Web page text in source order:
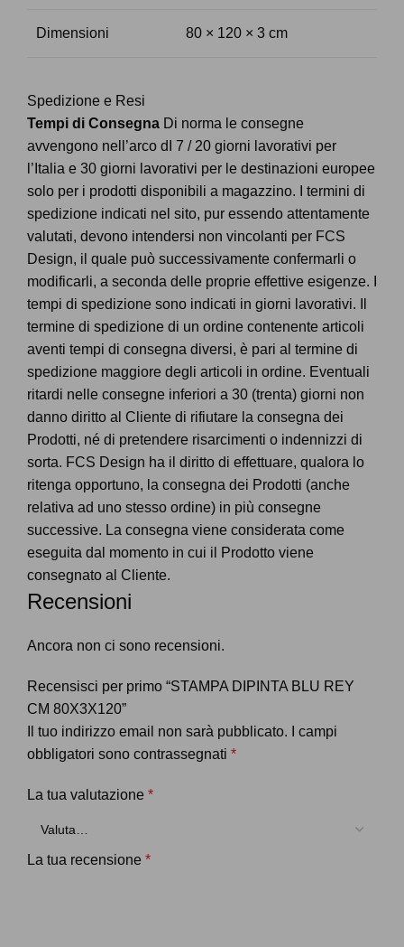
Dimensioni 80 × 120 × 3 cm
Spedizione e Resi
Tempi di Consegna Di norma le consegne
avvengono nell’arco dI 7 / 20 giorni lavorativi per
l’Italia e 30 giorni lavorativi per le destinazioni europee
solo per i prodotti disponibili a magazzino. I termini di
spedizione indicati nel sito, pur essendo attentamente
valutati, devono intendersi non vincolanti per FCS
Design, il quale può successivamente confermarli o
modificarli, a seconda delle proprie effettive esigenze. I
tempi di spedizione sono indicati in giorni lavorativi. Il
termine di spedizione di un ordine contenente articoli
aventi tempi di consegna diversi, è pari al termine di
spedizione maggiore degli articoli in ordine. Eventuali
ritardi nelle consegne inferiori a 30 (trenta) giorni non
danno diritto al Cliente di rifiutare la consegna dei
Prodotti, né di pretendere risarcimenti o indennizzi di
sorta. FCS Design ha il diritto di effettuare, qualora lo
ritenga opportuno, la consegna dei Prodotti (anche
relativa ad uno stesso ordine) in più consegne
successive. La consegna viene considerata come
eseguita dal momento in cui il Prodotto viene
consegnato al Cliente.
Recensioni
Ancora non ci sono recensioni.
Recensisci per primo “STAMPA DIPINTA BLU REY
CM 80X3X120”
Il tuo indirizzo email non sarà pubblicato.
I campi
obbligatori sono contrassegnati *
La tua valutazione *
La tua recensione *